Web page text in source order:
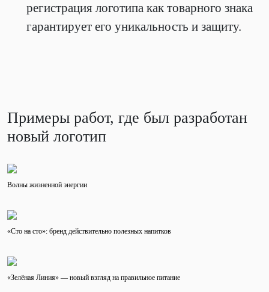
регистрация логотипа как товарного знака
гарантирует его уникальность и защиту.
Примеры работ, где был разработан
новый логотип
Волны жизненной энергии
«Сто на сто»: бренд действительно полезных напитков
«Зелёная Линия» — новый взгляд на правильное питание